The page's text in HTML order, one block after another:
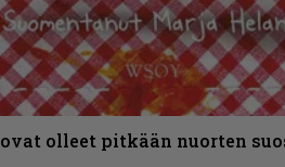
olleet pitkään nuorten